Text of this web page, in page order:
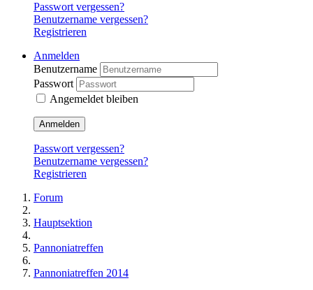
Passwort vergessen?
Benutzername vergessen?
Registrieren
Anmelden
Benutzername
Passwort
Angemeldet bleiben
Anmelden
Passwort vergessen?
Benutzername vergessen?
Registrieren
Forum
Hauptsektion
Pannoniatreffen
Pannoniatreffen 2014